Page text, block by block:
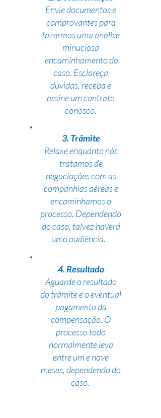
Envie documentos e
comprovantes para
fazermos uma análise
minuciosa
encaminhamento do
caso. Esclareça
dúvidas, receba e
assine um contrato
conosco.
3. Trâmite
Relaxe enquanto nós
tratamos de
negociações com as
companhias aéreas e
encaminhamos o
processo. Dependendo
do caso, talvez haverá
uma audiência.
4. Resultado
Aguarde o resultado
do trâmite e o eventual
pagamento da
compensação. O
processo todo
normalmente leva
entre um e nove
meses, dependendo do
caso.